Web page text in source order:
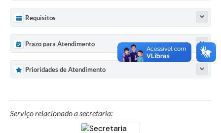
Requisitos
Prazo para Atendimento
Prioridades de Atendimento
Serviço relacionado a secretaria: